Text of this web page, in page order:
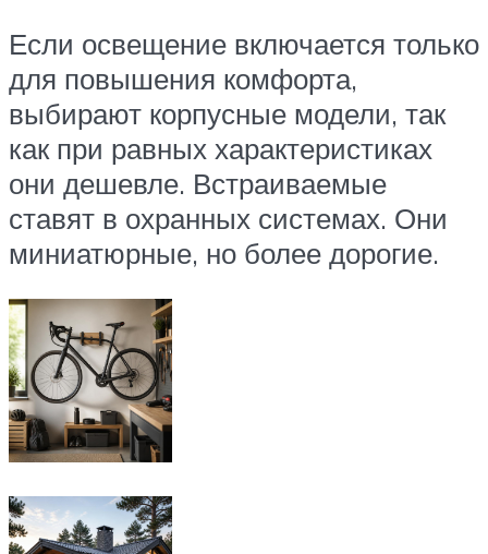
Если освещение включается только
для повышения комфорта,
выбирают корпусные модели, так
как при равных характеристиках
они дешевле. Встраиваемые
ставят в охранных системах. Они
миниатюрные, но более дорогие.